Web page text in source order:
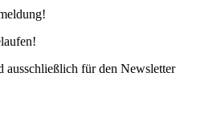
für den Newsletter